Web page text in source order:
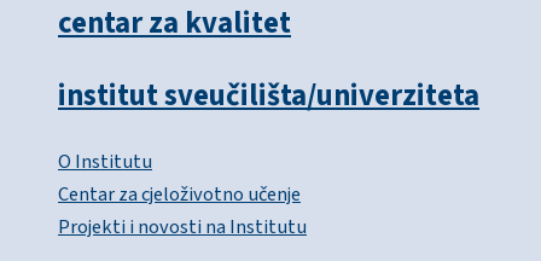
centar za kvalitet
institut sveučilišta/univerziteta
O Institutu
Centar za cjeloživotno učenje
Projekti i novosti na Institutu